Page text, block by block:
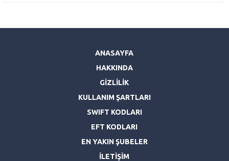
ANASAYFA
HAKKINDA
GİZLİLİK
KULLANIM ŞARTLARI
SWIFT KODLARI
EFT KODLARI
EN YAKIN ŞUBELER
İLETİŞİM